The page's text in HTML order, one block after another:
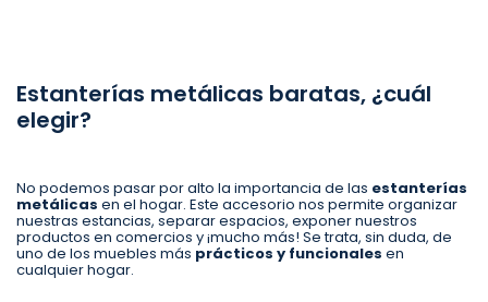
Estanterías metálicas baratas, ¿cuál
elegir?
No podemos pasar por alto la importancia de las estanterías
metálicas en el hogar. Este accesorio nos permite organizar
nuestras estancias, separar espacios, exponer nuestros
productos en comercios y ¡mucho más! Se trata, sin duda, de
uno de los muebles más prácticos y funcionales en
cualquier hogar.